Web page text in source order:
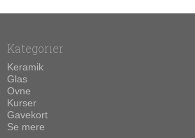
Kategorier
Keramik
Glas
Ovne
Kurser
Gavekort
Se mere